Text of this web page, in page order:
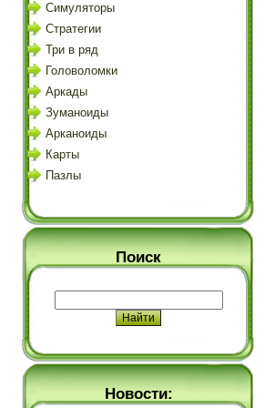
Симуляторы
Стратегии
Три в ряд
Головоломки
Аркады
Зуманоиды
Арканоиды
Карты
Пазлы
Поиск
Новости: